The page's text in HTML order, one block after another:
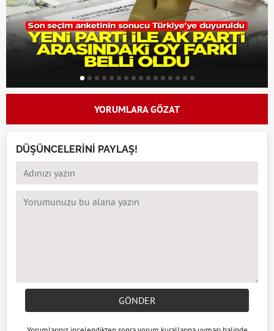
YORUMLARA GÖZAT
DÜŞÜNCELERİNİ PAYLAŞ!
GÖNDER